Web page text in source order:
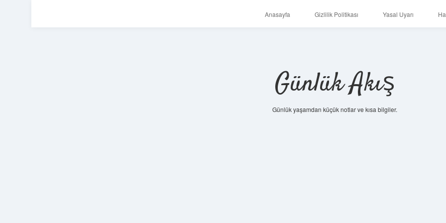
Anasayfa Gizlilik Politikası Yasal Uyarı
Günlük Akış
Günlük yaşamdan küçük notlar ve kısa bilgiler.